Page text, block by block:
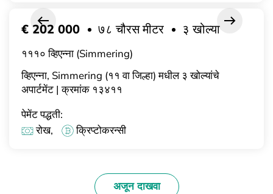
व्हिएन्ना, Simmering (११ वा जिल्हा) मधील ३ खोल्यांचे
अपार्टमेंट | क्रमांक १३४११
€ 202 000 ७८ चौरस मीटर ३ खोल्या
१११० व्हिएन्ना (Simmering)
पेमेंट पद्धती:
रोख,
क्रिप्टोकरन्सी
अजून दाखवा